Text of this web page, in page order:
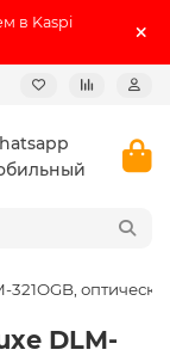
в Kaspi
DLM-